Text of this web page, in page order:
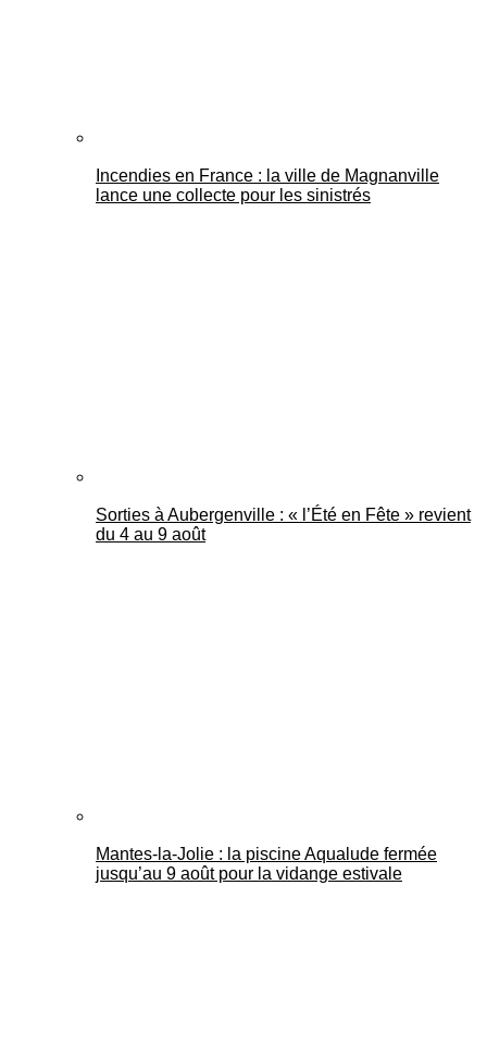
Incendies en France : la ville de Magnanville
lance une collecte pour les sinistrés
Sorties à Aubergenville : « l’Été en Fête » revient
du 4 au 9 août
Mantes-la-Jolie : la piscine Aqualude fermée
jusqu’au 9 août pour la vidange estivale